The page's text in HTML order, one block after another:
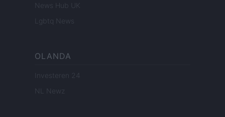
News Hub UK
Lgbtq News
OLANDA
Investeren 24
NL Newz